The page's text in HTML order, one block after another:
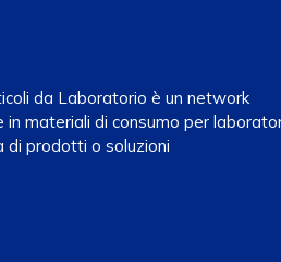
da Laboratorio è un network
materiali di consumo per
di prodotti o soluzioni